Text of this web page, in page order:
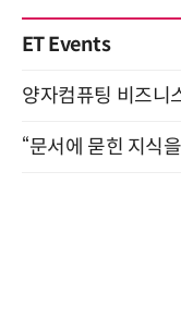
ET Events